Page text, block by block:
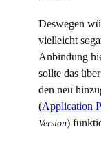
Deswegen
vielleicht
Anbindung
sollte das
den neu
(Application
Version)